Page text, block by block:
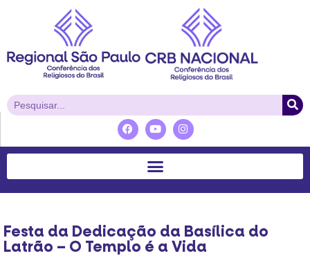
Festa da Dedicação da Basílica do
Latrão – O Templo é a Vida